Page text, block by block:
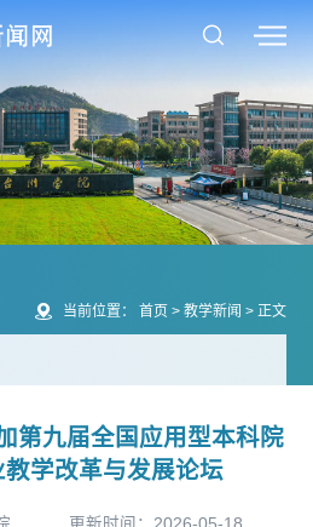
当前位置： 首页> 教学新闻 > 正文
第九届全国应用型本科院
学改革与发展论坛